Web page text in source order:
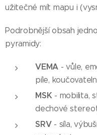
užitečné mít mapu i
Podrobnější obsah
pyramidy:
VEMA - vůle,
píle,
MSK- mobilita,
dechové
SRV- síla,